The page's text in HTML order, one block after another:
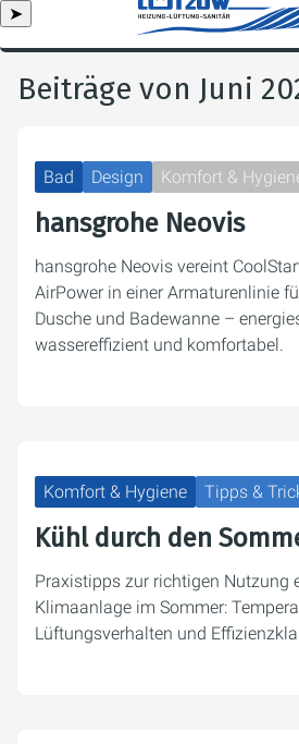
➤
Beiträge von Juni
Bad Design Komfort &
hansgrohe Neovis
hansgrohe Neovis vereint
AirPower in einer Armaturenlinie
Dusche und Badewanne –
wassereffizient und komfortabel.
Komfort & Hygiene Tipps &
Kühl durch den
Praxistipps zur richtigen Nutzung
Klimaanlage im Sommer:
Lüftungsverhalten und